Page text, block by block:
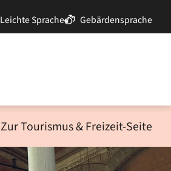
Leichte Sprache Gebärdensprache
Zur Tourismus & Freizeit-Seite